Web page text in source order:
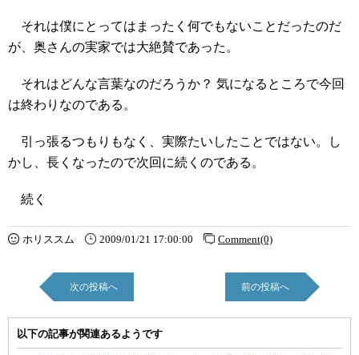
それは僕にとってはまったく何でもないことだったのだ
が、奥さんの実家では大絶賛であった。
それはどんな言葉なのだろうか？ 気になるところで今回
は終わりなのである。
引っ張るつもりもなく、実際たいしたことではない。し
かし、長くなったので次回に続くのである。
続く
ホリススム 2009/01/21 17:00:00 Comment(0)
次の投稿へ 前の投稿へ
以下の記事が関連あるようです